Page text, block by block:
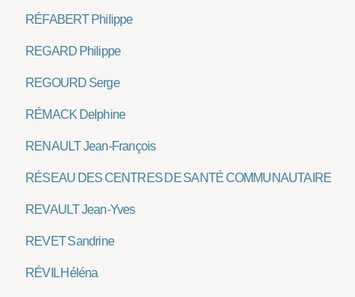
RÉFABERT Philippe
REGARD Philippe
REGOURD Serge
RÉMACK Delphine
RENAULT Jean-François
RÉSEAU DES CENTRES DE SANTÉ COMMUNAUTAIRE
REVAULT Jean-Yves
REVET Sandrine
RÉVIL Héléna